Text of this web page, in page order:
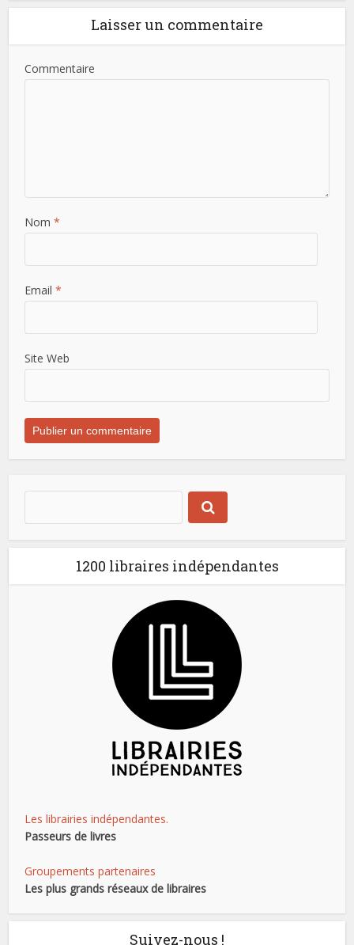
Laisser un commentaire
Commentaire
Nom *
Email *
Site Web
1200 libraires indépendantes
Les librairies indépendantes.
Passeurs de livres
Groupements partenaires
Les plus grands réseaux de libraires
Suivez-nous !